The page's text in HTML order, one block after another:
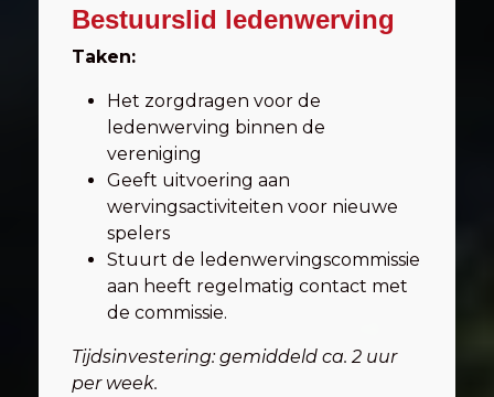
Bestuurslid ledenwerving
Taken:
Het zorgdragen voor de
ledenwerving binnen de
vereniging
Geeft uitvoering aan
wervingsactiviteiten voor nieuwe
spelers
Stuurt de ledenwervingscommissie
aan heeft regelmatig contact met
de commissie.
Tijdsinvestering: gemiddeld ca. 2 uur
per week.